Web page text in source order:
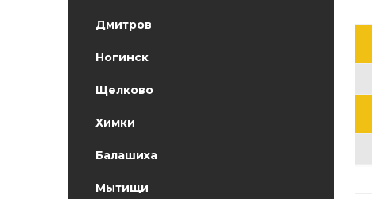
Дмитров
Ногинск
Щелково
Химки
Балашиха
Мытищи